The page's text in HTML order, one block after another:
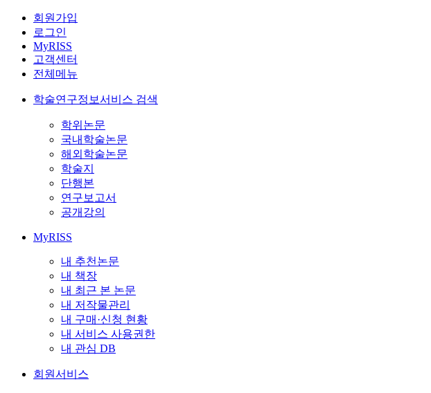
회원가입
로그인
MyRISS
고객센터
전체메뉴
학술연구정보서비스 검색
학위논문
국내학술논문
해외학술논문
학술지
단행본
연구보고서
공개강의
MyRISS
내 추천논문
내 책장
내 최근 본 논문
내 저작물관리
내 구매·신청 현황
내 서비스 사용권한
내 관심 DB
회원서비스